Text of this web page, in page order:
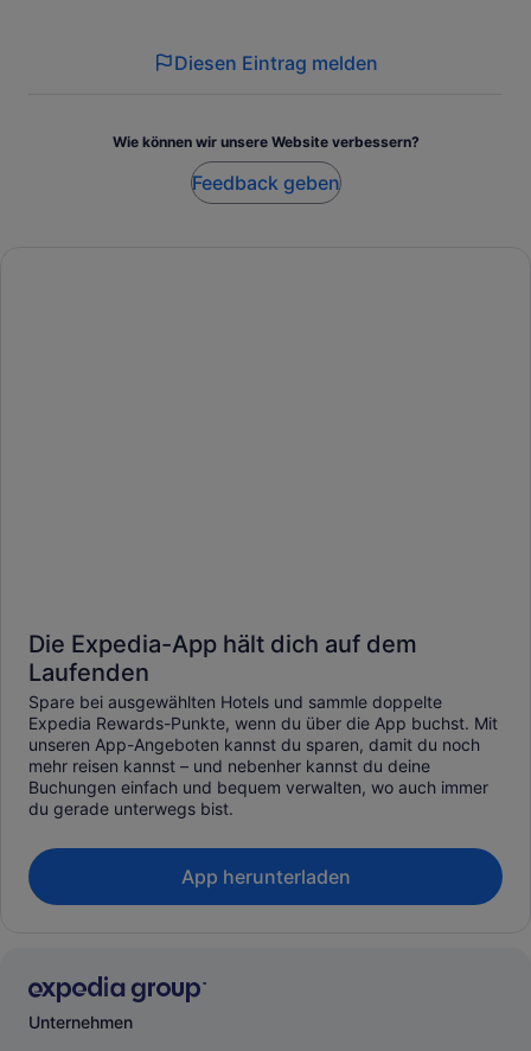
Diesen Eintrag melden
Wie können wir unsere Website verbessern?
Feedback geben
Die Expedia-App hält dich auf dem
Laufenden
Spare bei ausgewählten Hotels und sammle doppelte
Expedia Rewards-Punkte, wenn du über die App buchst. Mit
unseren App-Angeboten kannst du sparen, damit du noch
mehr reisen kannst – und nebenher kannst du deine
Buchungen einfach und bequem verwalten, wo auch immer
du gerade unterwegs bist.
App herunterladen
Unternehmen